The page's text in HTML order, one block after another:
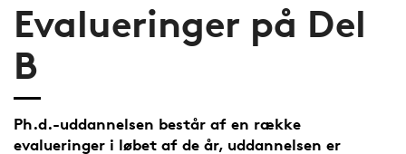
Evalueringer på Del
B
Ph.d.-uddannelsen består af en række
evalueringer i løbet af de år, uddannelsen er